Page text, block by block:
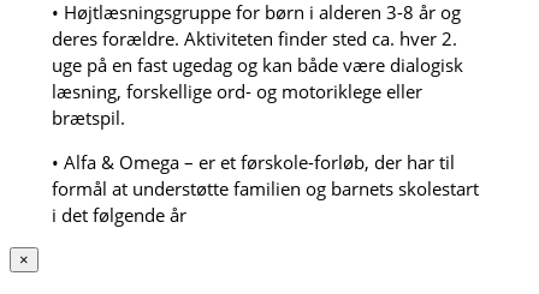
• Højtlæsningsgruppe for børn i alderen 3-8 år og
deres forældre. Aktiviteten finder sted ca. hver 2.
uge på en fast ugedag og kan både være dialogisk
læsning, forskellige ord- og motoriklege eller
brætspil.
• Alfa & Omega – er et førskole-forløb, der har til
formål at understøtte familien og barnets skolestart
i det følgende år
×